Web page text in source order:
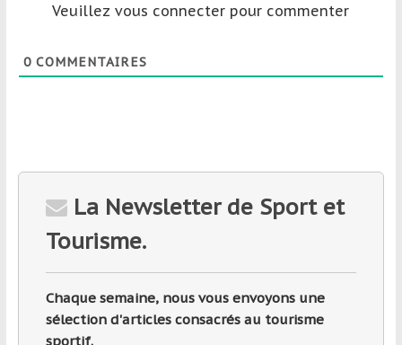
Veuillez vous connecter pour commenter
0COMMENTAIRES
La Newsletter de Sport et
Tourisme.
Chaque semaine, nous vous envoyons une
sélection d'articles consacrés au tourisme
sportif.